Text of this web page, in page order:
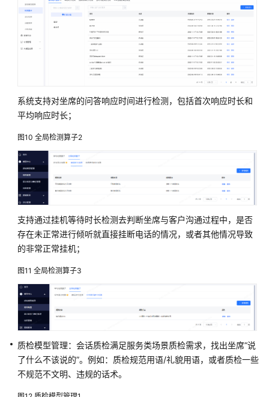
文
本
服
坐
席
手
智
质
检
智
系统支持对坐席的问答响应时间进行检测，包括首次响应时长和
平均响应时长；
图10 全局检测算子2
支持通过挂机等待时长检测去判断坐席与客户沟通过程中，是否
存在未正常进行倾听就直接挂断电话的情况，或者其他情况导致
的非常正常挂机；
图11 全局检测算子3
质检模型管理：会话质检满足服务类场景质检需求，找出坐席“说
了什么不该说的”。例如：质检规范用语/礼貌用语，或者质检一些
不规范不文明、违规的话术。